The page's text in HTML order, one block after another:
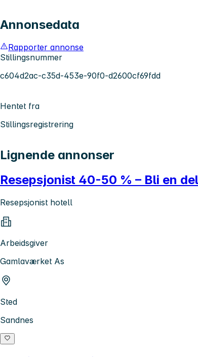
Annonsedata
Rapporter annonse
Stillingsnummer
c604d2ac-c35d-453e-90f0-d2600cf69fdd
Hentet fra
Stillingsregistrering
Lignende annonser
Resepsjonist 40-50 % – Bli en
Resepsjonist hotell
Arbeidsgiver
Gamlaværket As
Sted
Sandnes